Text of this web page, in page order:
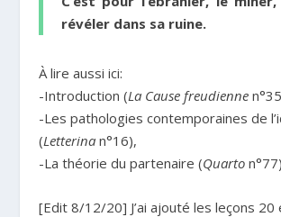
révéler dans sa ruine.
À lire aussi ici:
-Introduction (La Cause freudienne
-Les pathologies contemporaines de
(Letterina n°16),
-La théorie du partenaire (Quarto n°77)
[Edit 8/12/20] J’ai ajouté les leçons 20